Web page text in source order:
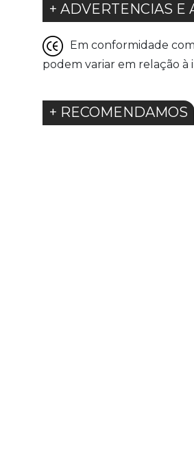
+ ADVERTENCIAS E
Em conformidade
podem variar em relação à
+ RECOMENDAMOS